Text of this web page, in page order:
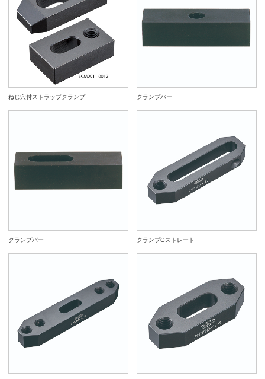
ねじ穴付ストラップクランプ クランプバー
クランプバー クランプGストレート